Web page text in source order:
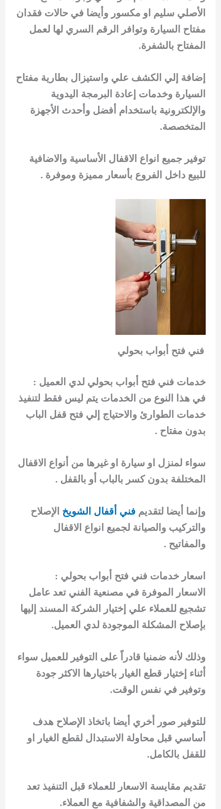
الأصلي سليم او مكسور وأيضا في حالات فقدان
مفتاح السيارة وتوافر الرقم السري لها لعمل
المفتاح بالشفرة.
إضافة إلي الكشف علي واستيزال بطارية مفتاح
السيارة وخدمات إعادة البرمجة اليدوية
والإلكترونية باستخدام أفضل وأحدث الأجهزة
المتخصصة.
توفير جميع انواع الاقفال الأساسية والاضافية
للبيع داخل الفروع بأسعار مميزة وموفرة .
فني فتح أبواب بحولي
خدمات فني فتح أبواب بحولي لدي العميل :
في هذا النوع من الخدمات يتم ليس فقط لتنفيذ
خدمات الطوارئ والاحتياج إلي فتح قفل الباب
بدون مفتاح .
سواء لمنزل او سيارة او غيرها من أنواع الاقفال
المختلفة بدون كسر بالباب أو بالقفل .
وإنما أيضا لتقديم فني أقفال الشويخ الإصلاح
والتركيب والصيانة لجميع انواع الاقفال
والمفاتيح .
اسعار خدمات فني فتح أبواب بحولي :
الاسعار الموفرة في مصنعية الفني تعد عامل
تشجيع للعملاء علي إختيار الشركة المسند إليها
بإصلاح المشكلة الموجودة لدي العميل.
وذلك لأنه ضمنيا قادراً على التوفير للعميل سواء
أثناء إختيار قطع الغيار باختيارها الاكثر جودة
وتوفير في نفس الوقت.
للتوفير صور أخري أيضا باتخاذ الإصلاح هدف
أساسي قبل محاولة الاستبدال لقطع الغيار او
للقفل بالكامل.
تقديم مقايسة الاسعار للعملاء قبل التنفيذ تعد
من المصداقية والشفافية مع العملاء.